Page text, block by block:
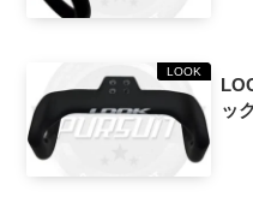
LOOK
ッ